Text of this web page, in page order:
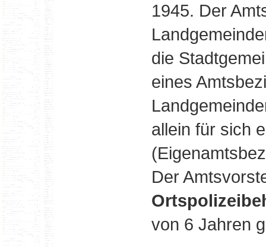
1945. Der
die
eines
allein für sich
Der
von 6 Jahren